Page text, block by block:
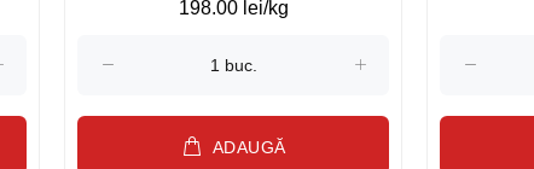
198.00 lei/kg
ADAUGĂ